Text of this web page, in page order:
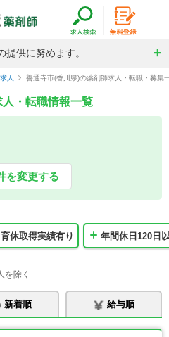
供に努めます。
人 善通寺市(香川県)の薬剤師求人・転職・募集
・転職情報一覧
を変更する
休取得実績有り 年間休日120日
を除く
新着順 給与順